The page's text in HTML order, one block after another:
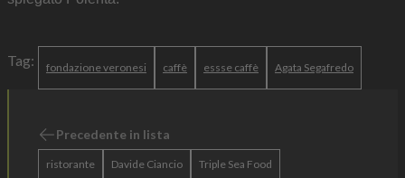
Tag: fondazione veronesi caffè essse caffè Agata Segafredo
Precedente in lista
ristorante Davide Ciancio Triple Sea Food